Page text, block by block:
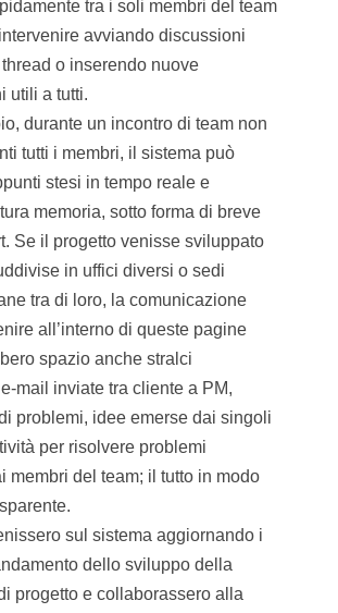
tra i soli membri del team
avviando discussioni
o inserendo nuove
utili a tutti.
durante un incontro di team non
tutti i membri, il sistema può
stesi in tempo reale e
memoria, sotto forma di breve
Se il progetto venisse sviluppato
in uffici diversi o sedi
tra di loro, la comunicazione
all’interno di queste pagine
spazio anche stralci
mail inviate tra cliente a PM,
problemi, idee emerse dai singoli
per risolvere problemi
membri del team; il tutto in modo
sul sistema aggiornando i
dello sviluppo della
progetto e collaborassero alla